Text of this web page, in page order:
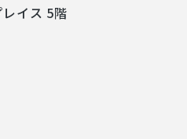
イス 5階